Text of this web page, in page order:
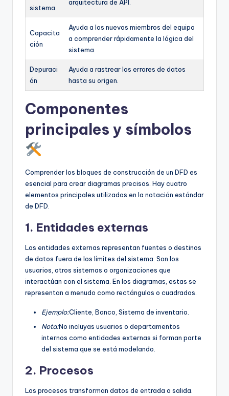
sistema
arquitectura de API.
Capacita
ción
Ayuda a los nuevos miembros del equipo
a comprender rápidamente la lógica del
sistema.
Depuraci
ón
Ayuda a rastrear los errores de datos
hasta su origen.
Componentes
principales y símbolos
Comprender los bloques de construcción de un DFD es
esencial para crear diagramas precisos. Hay cuatro
elementos principales utilizados en la notación estándar
de DFD.
1. Entidades externas
Las entidades externas representan fuentes o destinos
de datos fuera de los límites del sistema. Son los
usuarios, otros sistemas o organizaciones que
interactúan con el sistema. En los diagramas, estas se
representan a menudo como rectángulos o cuadrados.
Ejemplo:Cliente, Banco, Sistema de inventario.
Nota:No incluyas usuarios o departamentos
internos como entidades externas si forman parte
del sistema que se está modelando.
2. Procesos
Los procesos transforman datos de entrada a salida.